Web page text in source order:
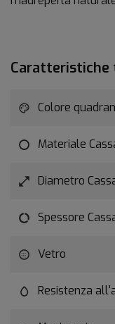
Caratteristiche
Colore
Materiale
Diametro
Spessore
Vetro
Resistenza